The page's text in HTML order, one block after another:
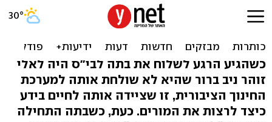
למה ויתרתי על בי"ס ציבורי
ובחרתי בדמוקרטי
כשהגיע הרגע לשלוח את בתה לבי"ס היה לאלי
זוהר ניב ברור שהיא לא שולחת אותה למערכת
החינוך הציבורית, זו שציידה אותה לחיים בידע
כיצד לרצות את המורים. כעת, כשבתה התחילה